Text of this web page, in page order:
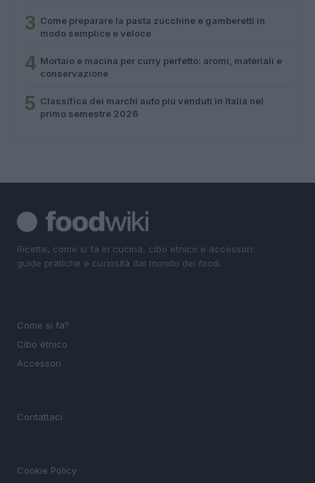
3 Come preparare la pasta zucchine e gamberetti in
modo semplice e veloce
4 Mortaio e macina per curry perfetto: aromi, materiali e
conservazione
5 Classifica dei marchi auto più venduti in Italia nel
primo semestre 2026
Ricette, come si fa in cucina, cibo etnico e accessori:
guide pratiche e curiosità dal mondo del food.
Come si fa?
Cibo etnico
Accessori
Contattaci
Cookie Policy